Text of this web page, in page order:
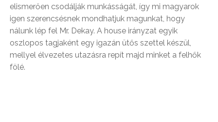
elismerően csodálják munkásságát, így mi magyarok
igen szerencsésnek mondhatjuk magunkat, hogy
nálunk lép fel Mr. Dekay. A house irányzat egyik
oszlopos tagjaként egy igazán ütős szettel készül,
mellyel élvezetes utazásra repít majd minket a felhők
fölé.